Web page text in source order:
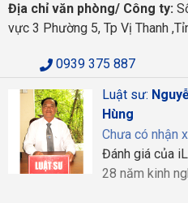
Địa chỉ văn phòng/ Công ty:
vực 3 Phường 5, Tp Vị Thanh
0939 375 887
Luật sư:
Hùng
Chưa có nhận
Đánh giá của
28 năm kinh